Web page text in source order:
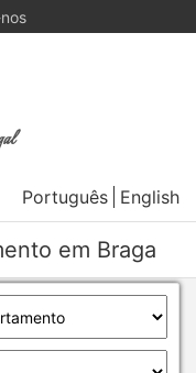
Português English
em Braga